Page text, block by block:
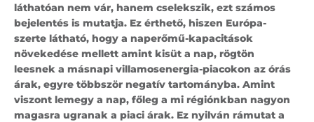
láthatóan nem vár, hanem cselekszik, ezt számos
bejelentés is mutatja. Ez érthető, hiszen Európa-
szerte látható, hogy a naperőmű-kapacitások
növekedése mellett amint kisüt a nap, rögtön
leesnek a másnapi villamosenergia-piacokon az órás
árak, egyre többször negatív tartományba. Amint
viszont lemegy a nap, főleg a mi régiónkban nagyon
magasra ugranak a piaci árak. Ez nyilván rámutat a